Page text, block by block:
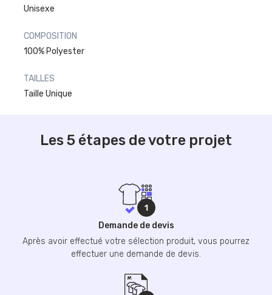
Unisexe
COMPOSITION
100% Polyester
TAILLES
Taille Unique
Les 5 étapes de votre projet
Demande de devis
Après avoir effectué votre sélection produit, vous pourrez
effectuer une demande de devis.